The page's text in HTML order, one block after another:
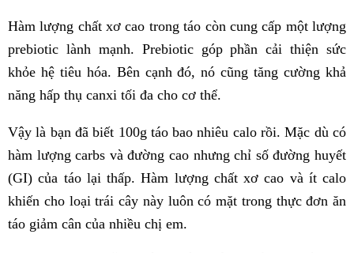
Hàm lượng chất xơ cao trong táo còn cung cấp một lượng
prebiotic lành mạnh. Prebiotic góp phần cải thiện sức
khỏe hệ tiêu hóa. Bên cạnh đó, nó cũng tăng cường khả
năng hấp thụ canxi tối đa cho cơ thể.
Vậy là bạn đã biết 100g táo bao nhiêu calo rồi. Mặc dù có
hàm lượng carbs và đường cao nhưng chỉ số đường huyết
(GI) của táo lại thấp. Hàm lượng chất xơ cao và ít calo
khiến cho loại trái cây này luôn có mặt trong thực đơn ăn
táo giảm cân của nhiều chị em.